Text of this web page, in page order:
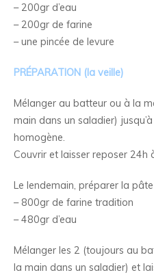
– 200gr d’eau
– 200gr de farine
– une pincée de levure
PRÉPARATION (la veille)
Mélanger au batteur ou à la
main dans un saladier)
homogène.
Couvrir et laisser reposer 24h
Le lendemain, préparer la
– 800gr de farine tradition
– 480gr d’eau
Mélanger les 2 (toujours au
la main dans un saladier) et